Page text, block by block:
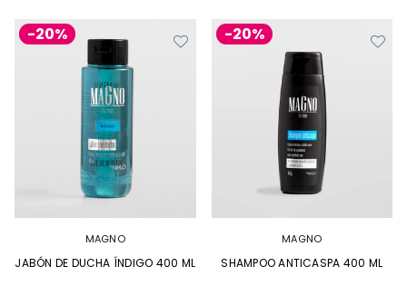
-20%
MAGNO
JABÓN DE DUCHA ÍNDIGO 400 ML
-20%
MAGNO
SHAMPOO ANTICASPA 400 ML